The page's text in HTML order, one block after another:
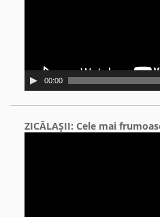
00:00
ZICĂLAŞII: Cele mai